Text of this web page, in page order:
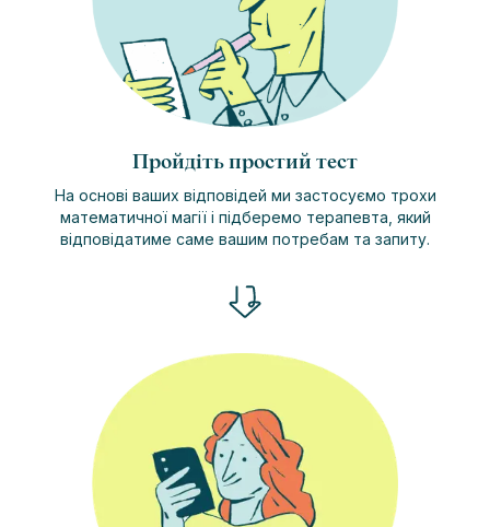
Пройдіть простий тест
На основі ваших відповідей ми застосуємо трохи
математичної магії і підберемо терапевта, який
відповідатиме саме вашим потребам та запиту.